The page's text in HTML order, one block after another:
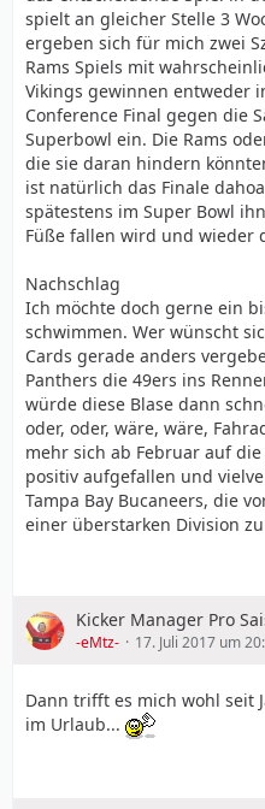
spielt an gleicher Stelle 3
ergeben sich für mich zwei
Rams Spiels mit
Vikings gewinnen entweder
Conference Final gegen die
Superbowl ein. Die Rams
die sie daran hindern
ist natürlich das Finale
spätestens im Super Bowl
Füße fallen wird und wieder
Nachschlag
Ich möchte doch gerne ein
schwimmen. Wer wünscht
Cards gerade anders
Panthers die 49ers ins
würde diese Blase dann
oder, oder, wäre, wäre,
mehr sich ab Februar auf
positiv aufgefallen und
Tampa Bay Bucaneers, die
einer überstarken Division
Kicker Manager Pro
-eMtz- 17. Juli 2017 um
Dann trifft es mich wohl seit
im Urlaub...